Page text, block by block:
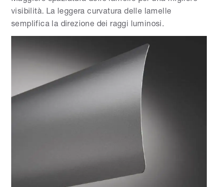
visibilità. La leggera curvatura delle lamelle
semplifica la direzione dei raggi luminosi.